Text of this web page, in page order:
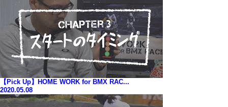
【Pick Up】HOME WORK for BMX RAC...
2020.05.08